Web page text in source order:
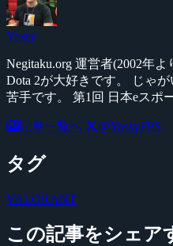
Yossy
Negitaku.org 運営者(2002年よ
Dota 2が大好きです。 じゃ
苦手です。 第1回 日本eスポ
記事一覧へ @YossyFPS
タグ
VALORANT
この記事をシェア